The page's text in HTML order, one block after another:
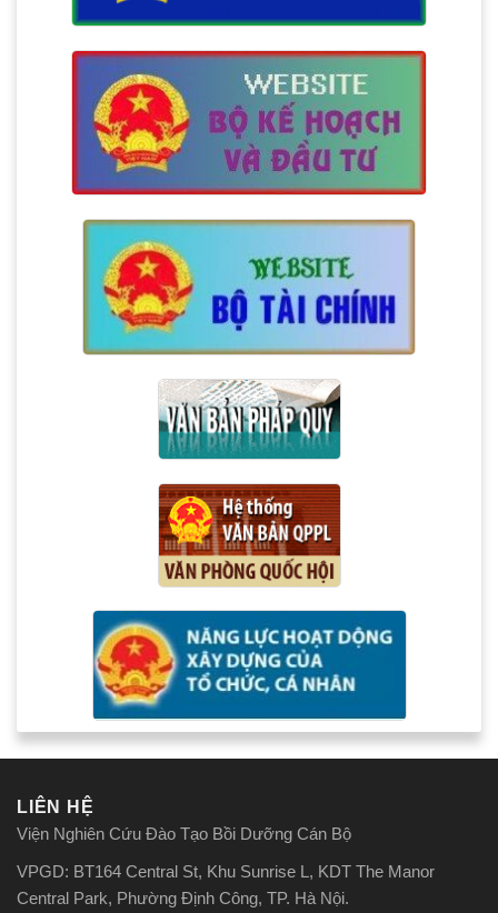
LIÊN HỆ
Viện Nghiên Cứu Đào Tạo Bồi Dưỡng Cán Bộ
VPGD: BT164 Central St, Khu Sunrise L, KDT The Manor
Central Park, Phường Định Công, TP. Hà Nội.